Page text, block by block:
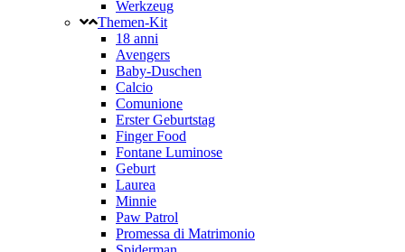
Werkzeug
Themen-Kit
18 anni
Avengers
Baby-Duschen
Calcio
Comunione
Erster Geburtstag
Finger Food
Fontane Luminose
Geburt
Laurea
Minnie
Paw Patrol
Promessa di Matrimonio